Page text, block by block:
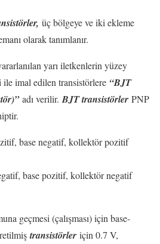
üç bölgeye ve iki ekleme
olarak tanımlanır.
yarı iletkenlerin yüzey
imal edilen transistörlere “BJT
adı verilir. BJT transistörler PNP
base negatif, kollektör pozitif
base pozitif, kollektör negatif
geçmesi (çalışması) için base-
transistörler için 0.7 V,